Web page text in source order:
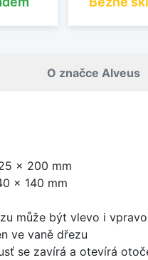
O značce Alveus
x 200 mm
x 140 mm
může být vlevo i vpravo
ve vaně dřezu
se zavírá a otevírá